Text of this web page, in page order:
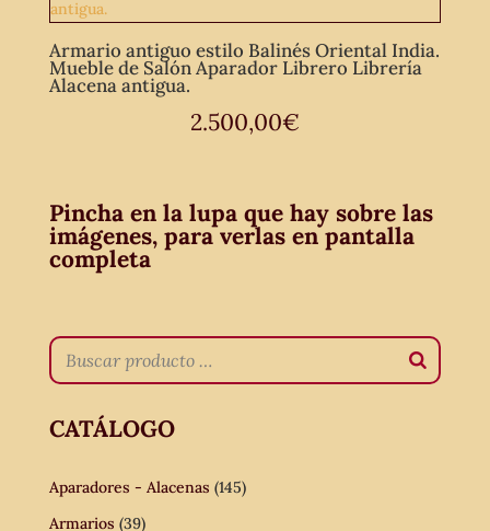
Armario antiguo estilo Balinés Oriental India.
Mueble de Salón Aparador Librero Librería
Alacena antigua.
2.500,00€
Pincha en la lupa que hay sobre las
imágenes, para verlas en pantalla
completa
CATÁLOGO
Aparadores - Alacenas (145)
Armarios (39)